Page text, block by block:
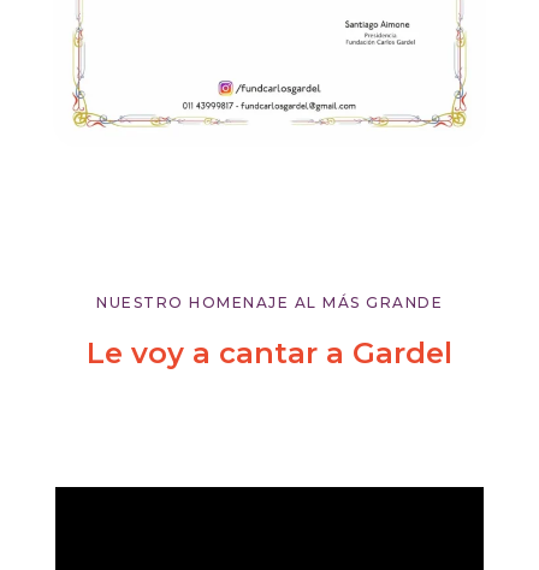
NUESTRO HOMENAJE AL MÁS GRANDE
Le voy a cantar a Gardel